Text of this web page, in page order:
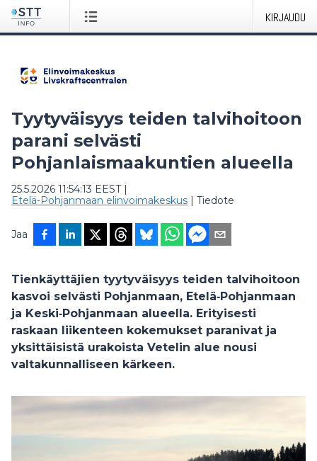
KIRJAUDU
Tyytyväisyys teiden talvihoitoon
parani selvästi
Pohjanlaismaakuntien alueella
25.5.2026 11:54:13 EEST|
Etelä-Pohjanmaan elinvoimakeskus | Tiedote
Jaa
Tienkäyttäjien tyytyväisyys teiden talvihoitoon
kasvoi selvästi Pohjanmaan, Etelä‑Pohjanmaan
ja Keski‑Pohjanmaan alueella. Erityisesti
raskaan liikenteen kokemukset paranivat ja
yksittäisistä urakoista Vetelin alue nousi
valtakunnalliseen kärkeen.